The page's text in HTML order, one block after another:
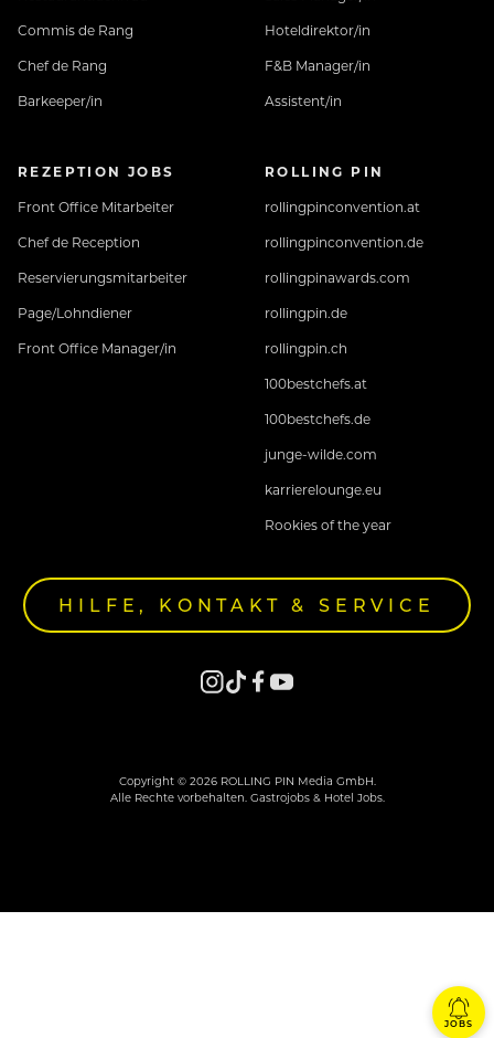
Commis de Rang
Chef de Rang
Barkeeper/in
Hoteldirektor/in
F&B Manager/in
Assistent/in
REZEPTION JOBS
Front Office Mitarbeiter
Chef de Reception
Reservierungsmitarbeiter
Page/Lohndiener
Front Office Manager/in
ROLLING PIN
rollingpinconvention.at
rollingpinconvention.de
rollingpinawards.com
rollingpin.de
rollingpin.ch
100bestchefs.at
100bestchefs.de
junge-wilde.com
karrierelounge.eu
Rookies of the year
HILFE, KONTAKT & SERVICE
Copyright © 2026 ROLLING PIN Media GmbH.
Alle Rechte vorbehalten. Gastrojobs & Hotel Jobs.
JOBS